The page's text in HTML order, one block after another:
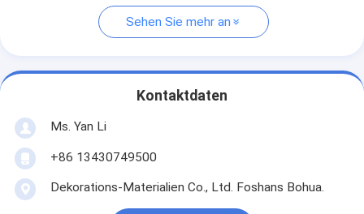
Sehen Sie mehr an
Kontaktdaten
Ms. Yan Li
+86 13430749500
Dekorations-Materialien Co., Ltd. Foshans Bohua.